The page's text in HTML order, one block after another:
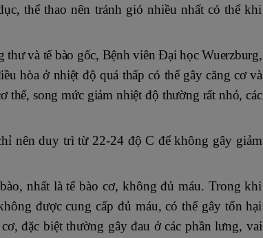
thể thao nên tránh gió nhiều nhất có thể khi
và tế bào gốc, Bệnh viên Đại học Wuerzburg,
hòa ở nhiệt độ quá thấp có thể gây căng cơ và
thể, song mức giảm nhiệt độ thường rất nhỏ, các
nên duy trì từ 22-24 độ C để không gây giảm
nhất là tế bào cơ, không đủ máu. Trong khi
được cung cấp đủ máu, có thể gây tổn hại
đặc biệt thường gây đau ở các phần lưng, vai